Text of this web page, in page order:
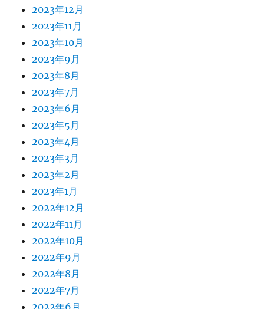
2023年12月
2023年11月
2023年10月
2023年9月
2023年8月
2023年7月
2023年6月
2023年5月
2023年4月
2023年3月
2023年2月
2023年1月
2022年12月
2022年11月
2022年10月
2022年9月
2022年8月
2022年7月